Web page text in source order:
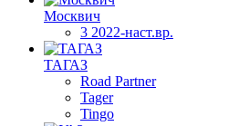
Москвич
3 2022-наст.вр.
ТАГАЗ
Road Partner
Tager
Tingo